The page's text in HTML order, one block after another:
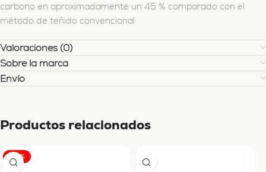
carbono en aproximadamente un 45 % comparado con el
método de teñido convencional
Valoraciones (0)
Sobre la marca
Envío
Productos relacionados
-23%